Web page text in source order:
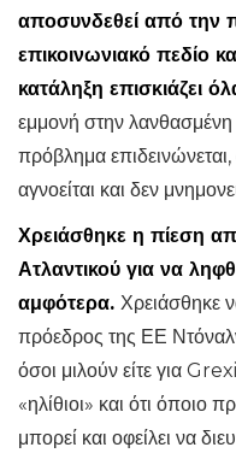
αποσυνδεθεί από την
επικοινωνιακό πεδίο
κατάληξη επισκιάζει
εμμονή στην λανθασμένη
πρόβλημα
αγνοείται και δεν
Χρειάσθηκε η πίεση
Ατλαντικού για να
αμφότερα. Χρειάσθηκε
πρόεδρος της ΕΕ
όσοι μιλούν είτε για
«ηλίθιοι» και ότι όποιο
μπορεί και οφείλει να